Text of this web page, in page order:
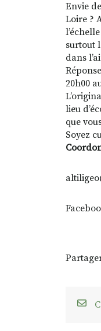
Envie
Loire ?
surtout
dans
20h00
lieu
que
Soyez